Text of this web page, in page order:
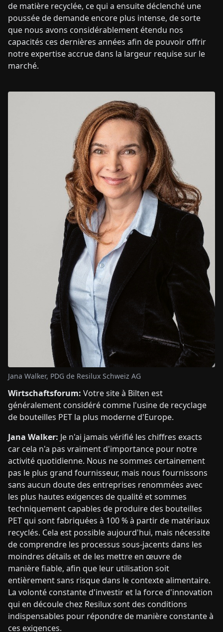
de matière recyclée, ce qui a ensuite déclenché une
poussée de demande encore plus intense, de sorte
que nous avons considérablement étendu nos
capacités ces dernières années afin de pouvoir offrir
notre expertise accrue dans la largeur requise sur le
marché.
Jana Walker, PDG de Resilux Schweiz AG
Wirtschaftsforum: Votre site à Bilten est
généralement considéré comme l'usine de recyclage
de bouteilles PET la plus moderne d'Europe.
Jana Walker: Je n'ai jamais vérifié les chiffres exacts
car cela n'a pas vraiment d'importance pour notre
activité quotidienne. Nous ne sommes certainement
pas le plus grand fournisseur, mais nous fournissons
sans aucun doute des entreprises renommées avec
les plus hautes exigences de qualité et sommes
techniquement capables de produire des bouteilles
PET qui sont fabriquées à 100 % à partir de matériaux
recyclés. Cela est possible aujourd'hui, mais nécessite
de comprendre les processus sous-jacents dans les
moindres détails et de les mettre en œuvre de
manière fiable, afin que leur utilisation soit
entièrement sans risque dans le contexte alimentaire.
La volonté constante d'investir et la force d'innovation
qui en découle chez Resilux sont des conditions
indispensables pour répondre de manière constante à
ces exigences.